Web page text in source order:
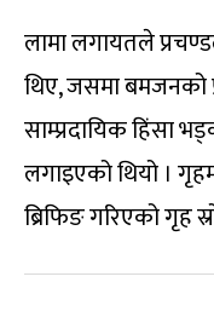
लामा लगायतले
थिए, जसमा बमजनको
साम्प्रदायिक हिंसा
लगाइएको थियो ।
ब्रिफिङ गरिएको गृह